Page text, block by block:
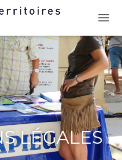
É
P
L
I
E
R
L
A
N
A
V
I
G
LÉGALES